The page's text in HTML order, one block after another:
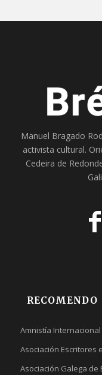
Manuel Bragado
activista cultural.
Cedeira de
RECOMENDO
Amnistía Internacional
Asociación Escritores
Asociación Galega de